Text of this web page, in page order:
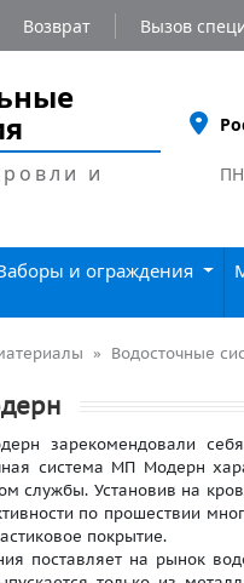
Возврат Вызов
и
и ограждения
Водосточные
себя
система МП Модерн
службы. Установив на
по прошествии
покрытие.
поставляет на рынок